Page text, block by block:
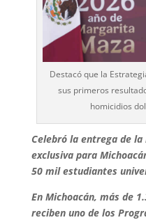
Destacó que la
sus primeros
homicidios
Celebró la entrega de
exclusiva para
50 mil estudiantes
En Michoacán, más de
reciben uno de los